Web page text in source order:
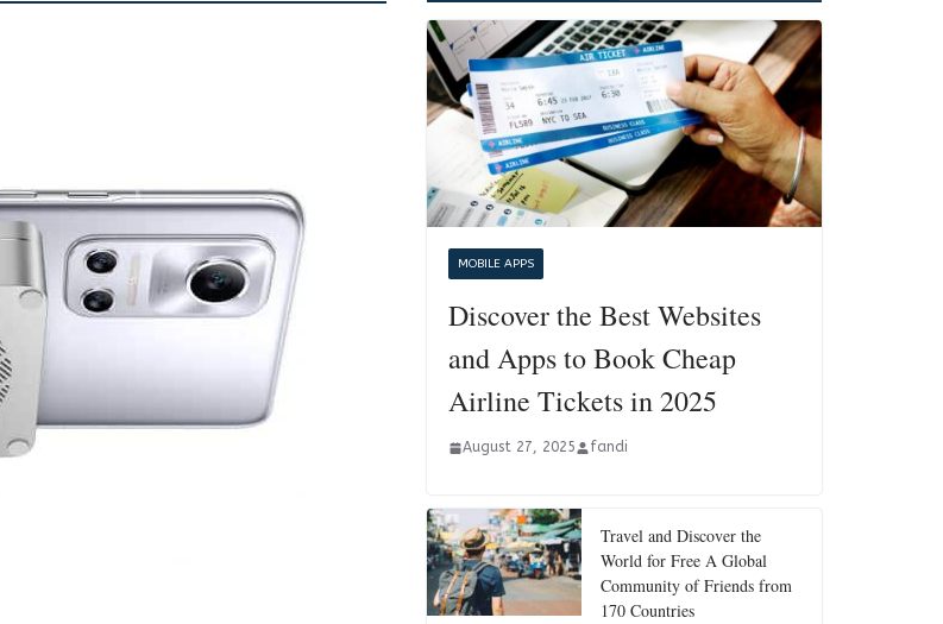
MOBILE APPS
Discover the Best Websites
and Apps to Book Cheap
Airline Tickets in 2025
August 27, 2025 fandi
Travel and Discover the
World for Free A Global
Community of Friends from
170 Countries